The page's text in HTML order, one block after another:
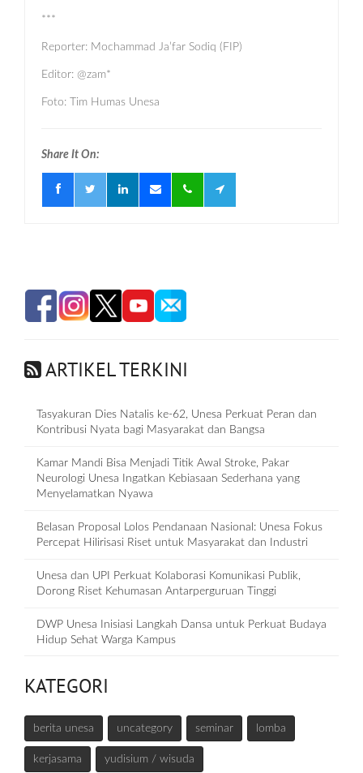
***
Reporter: Mochammad Ja’far Sodiq (FIP)
Editor: @zam*
Foto: Tim Humas Unesa
Share It On:
ARTIKEL TERKINI
Tasyakuran Dies Natalis ke-62, Unesa Perkuat Peran dan
Kontribusi Nyata bagi Masyarakat dan Bangsa
Kamar Mandi Bisa Menjadi Titik Awal Stroke, Pakar
Neurologi Unesa Ingatkan Kebiasaan Sederhana yang
Menyelamatkan Nyawa
Belasan Proposal Lolos Pendanaan Nasional: Unesa Fokus
Percepat Hilirisasi Riset untuk Masyarakat dan Industri
Unesa dan UPI Perkuat Kolaborasi Komunikasi Publik,
Dorong Riset Kehumasan Antarperguruan Tinggi
DWP Unesa Inisiasi Langkah Dansa untuk Perkuat Budaya
Hidup Sehat Warga Kampus
KATEGORI
berita unesa uncategory seminar lomba
kerjasama yudisium / wisuda